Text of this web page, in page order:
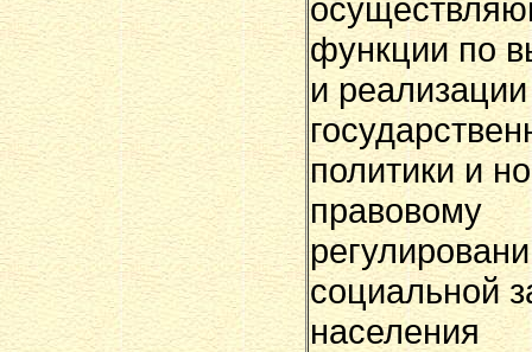
функции по
и реализации
политики и
правовому
социальной
населения